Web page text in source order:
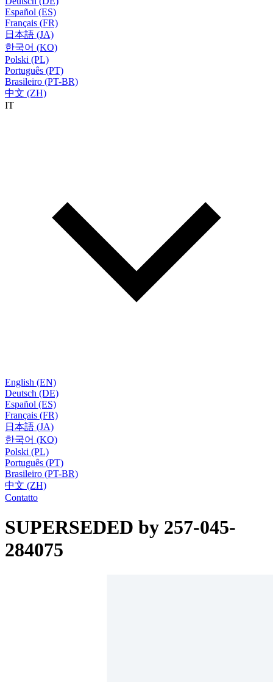
Español (ES)
Français (FR)
日本語 (JA)
한국어 (KO)
Polski (PL)
Português (PT)
Brasileiro (PT-BR)
中文 (ZH)
IT
English (EN)
Deutsch (DE)
Español (ES)
Français (FR)
日本語 (JA)
한국어 (KO)
Polski (PL)
Português (PT)
Brasileiro (PT-BR)
中文 (ZH)
Contatto
SUPERSEDED by 257-045-
284075